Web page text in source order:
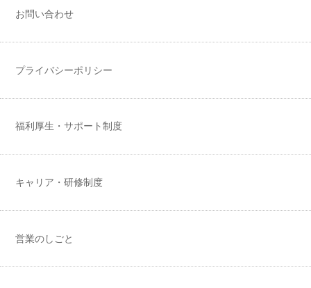
お問い合わせ
プライバシーポリシー
福利厚生・サポート制度
キャリア・研修制度
営業のしごと